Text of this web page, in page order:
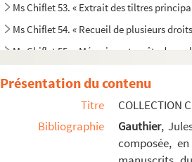
Ms Chiflet 53. « Extrait des tiltres
Ms Chiflet 54. « Recueil de plusieurs
Ms Chiflet 55. « Mémoires et arrêts du
Ms Chiflet 59. Luttes intestines du
Présentation du contenu
Titre
COLLECTION
Bibliographie
Gauthier,
composée,